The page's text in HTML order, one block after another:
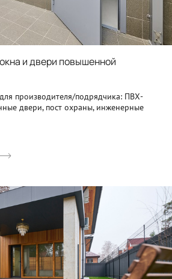
и двери повышенной
производителя/подрядчика: ПВХ-
двери, пост охраны, инженерные